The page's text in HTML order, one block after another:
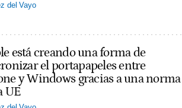
del Vayo
está creando una forma de
el portapapeles entre
y Windows gracias a una norma
UE